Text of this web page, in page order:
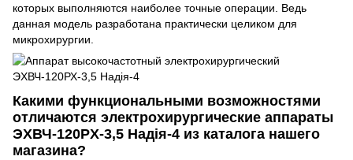
которых выполняются наиболее точные операции. Ведь
данная модель разработана практически целиком для
микрохирургии.
Какими функциональными возможностями
отличаются электрохирургические аппараты
ЭХВЧ-120PX-3,5 Надія-4 из каталога нашего
магазина?